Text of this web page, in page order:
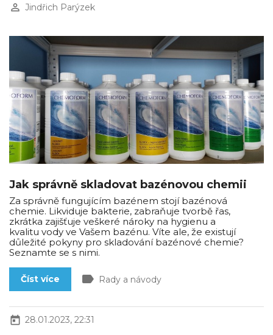
perm_identity Jindřich Parýzek
Jak správně skladovat bazénovou chemii
Za správně fungujícím bazénem stojí bazénová
chemie. Likviduje bakterie, zabraňuje tvorbě řas,
zkrátka zajišťuje veškeré nároky na hygienu a
kvalitu vody ve Vašem bazénu. Víte ale, že existují
důležité pokyny pro skladování bazénové chemie?
Seznamte se s nimi.
Číst více label Rady a návody
today 28.01.2023, 22:31